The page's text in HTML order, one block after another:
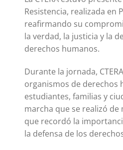
Resistencia, realizada en
reafirmando su
la verdad, la justicia y la
derechos humanos.
Durante la jornada,
organismos de derechos
estudiantes, familias y
marcha que se realizó de
que recordó la
la defensa de los